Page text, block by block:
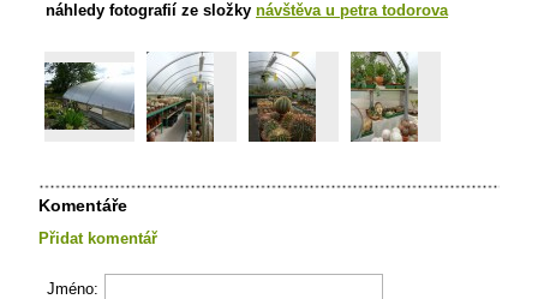
náhledy fotografií ze složky návštěva u petra todorova
Komentáře
Přidat komentář
Jméno: